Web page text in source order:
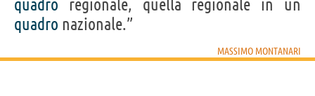
quadro regionale, quella regionale in un
quadro nazionale.”
MASSIMO MONTANARI